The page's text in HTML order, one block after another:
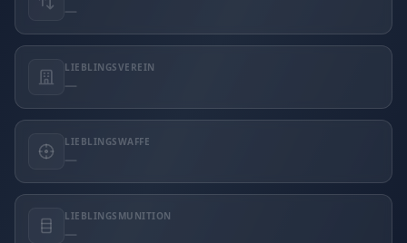
—
LIEBLINGSVEREIN
—
LIEBLINGSWAFFE
—
LIEBLINGSMUNITION
—